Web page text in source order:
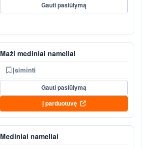
Gauti pasiūlymą
Maži mediniai nameliai
Įsiminti
Gauti pasiūlymą
Į parduotuvę
Mediniai nameliai